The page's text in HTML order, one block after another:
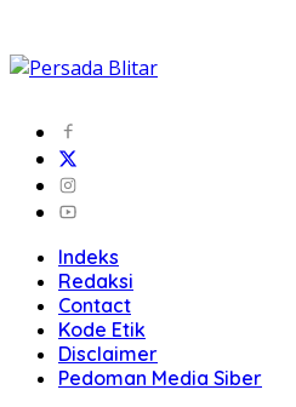
Indeks
Redaksi
Contact
Kode Etik
Disclaimer
Pedoman Media Siber